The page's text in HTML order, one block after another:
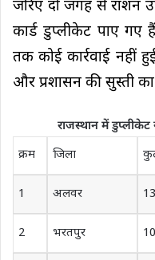
जरिए दो जगह से राशन
कार्ड डुप्लीकेट पाए
तक कोई कार्रवाई नहीं
और प्रशासन की सुस्ती
राजस्थान में
क्रम
जिला
1 अलवर
2 भरतपुर